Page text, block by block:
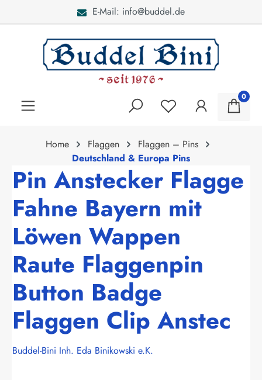
E-Mail: info@buddel.de
0
Home Flaggen
Flaggen – Pins
Deutschland & Europa Pins
Pin Anstecker Flagge
Fahne Bayern mit
Löwen Wappen
Raute Flaggenpin
Button Badge
Flaggen Clip Anstec
Buddel-Bini Inh. Eda Binikowski e.K.